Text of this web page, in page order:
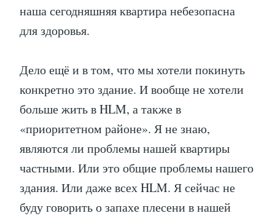
наша сегодняшняя квартира небезопасна
для здоровья.
Дело ещё и в том, что мы хотели покинуть
конкретно это здание. И вообще не хотели
больше жить в HLM, а также в
«приоритетном районе». Я не знаю,
являются ли проблемы нашей квартиры
частными. Или это общие проблемы нашего
здания. Или даже всех HLM. Я сейчас не
буду говорить о запахе плесени в нашей